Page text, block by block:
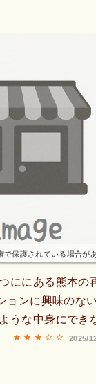
で保護されている場合が
ににある熊本の
ンに興味のな
うな中身にで
2025/